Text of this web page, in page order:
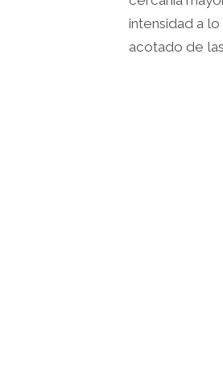
intensidad a
acotado de